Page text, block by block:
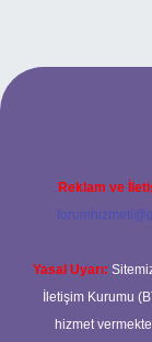
bahis sitesi
Reklam ve
Yasal Uyarı:
İletişim Kurumu
hizmet